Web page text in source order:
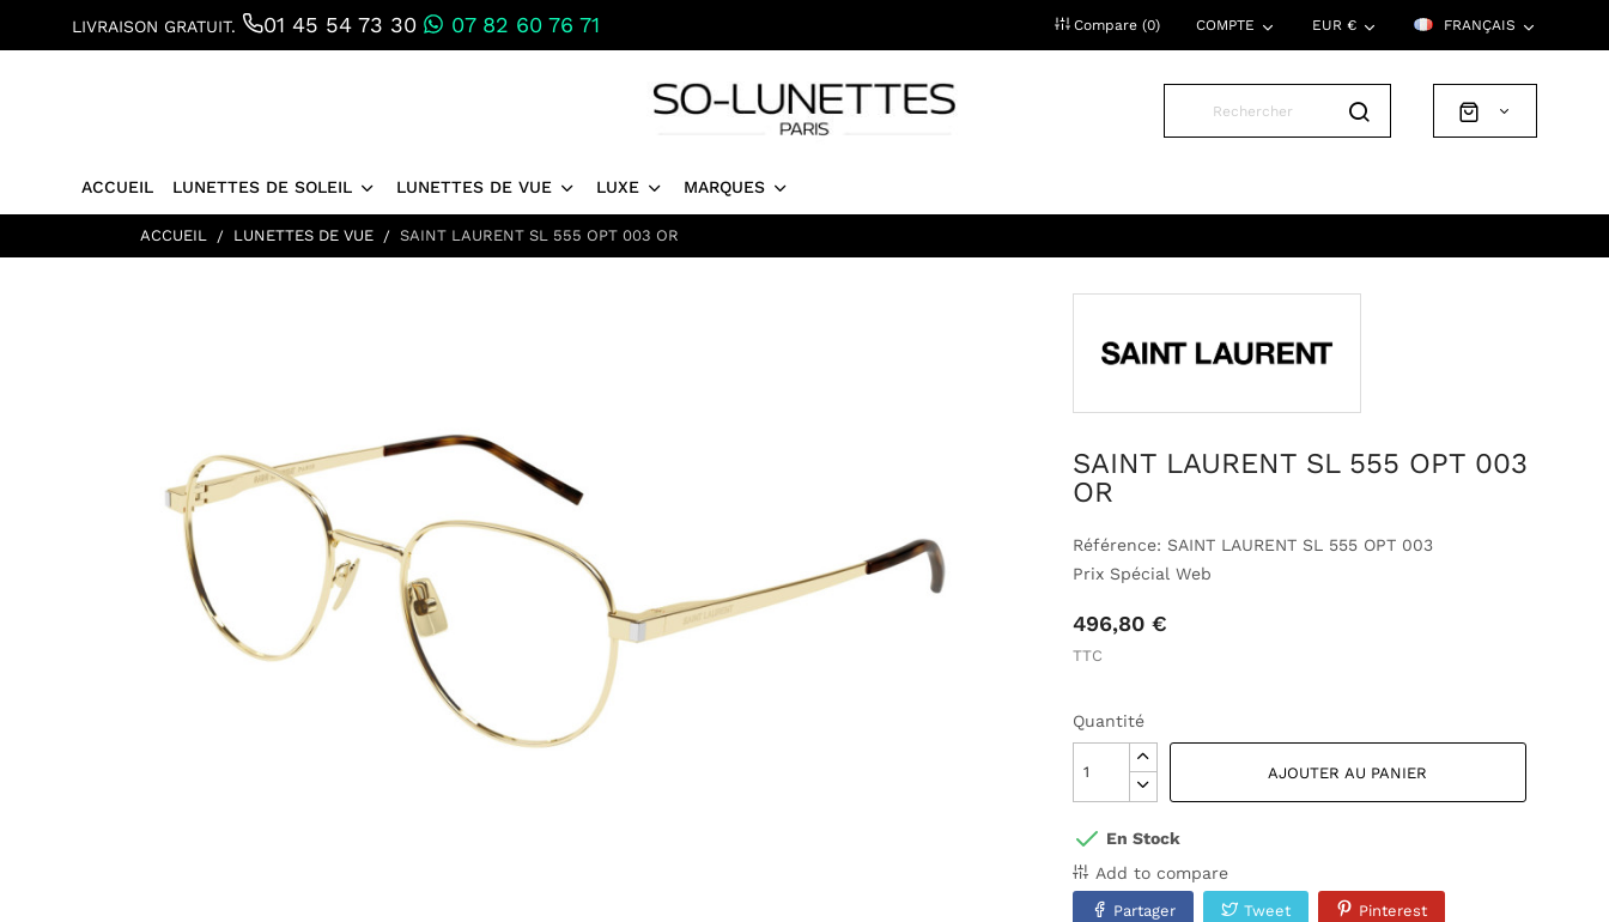
LIVRAISON GRATUIT. 01 45 54 73 30 07 82 60 76 71 FRANÇAIS
EUR €
COMPTE
Compare (0)
ACCUEIL LUNETTES DE SOLEIL LUNETTES DE VUE LUXE MARQUES
ACCUEIL LUNETTES DE VUE SAINT LAURENT SL 555 OPT 003 OR
SAINT LAURENT SL 555 OPT 003
OR
Référence: SAINT LAURENT SL 555 OPT 003
Prix Spécial Web
496,80 €
TTC
Quantité
AJOUTER AU PANIER
En Stock
Add to compare
Partager Tweet Pinterest